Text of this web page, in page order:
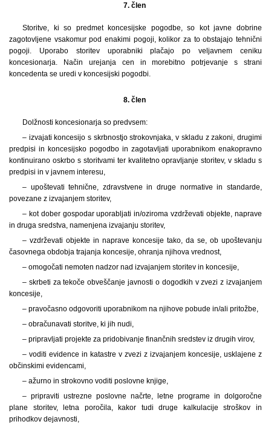
7. člen
Storitve, ki so predmet koncesijske pogodbe, so kot javne dobrine
zagotovljene vsakomur pod enakimi pogoji, kolikor za to obstajajo tehnični
pogoji. Uporabo storitev uporabniki plačajo po veljavnem ceniku
koncesionarja. Način urejanja cen in morebitno potrjevanje s strani
koncedenta se uredi v koncesijski pogodbi.
8. člen
Dolžnosti koncesionarja so predvsem:
– izvajati koncesijo s skrbnostjo strokovnjaka, v skladu z zakoni, drugimi
predpisi in koncesijsko pogodbo in zagotavljati uporabnikom enakopravno
kontinuirano oskrbo s storitvami ter kvalitetno opravljanje storitev, v skladu s
predpisi in v javnem interesu,
– upoštevati tehnične, zdravstvene in druge normative in standarde,
povezane z izvajanjem storitev,
– kot dober gospodar uporabljati in/oziroma vzdrževati objekte, naprave
in druga sredstva, namenjena izvajanju storitev,
– vzdrževati objekte in naprave koncesije tako, da se, ob upoštevanju
časovnega obdobja trajanja koncesije, ohranja njihova vrednost,
– omogočati nemoten nadzor nad izvajanjem storitev in koncesije,
– skrbeti za tekoče obveščanje javnosti o dogodkih v zvezi z izvajanjem
koncesije,
– pravočasno odgovoriti uporabnikom na njihove pobude in/ali pritožbe,
– obračunavati storitve, ki jih nudi,
– pripravljati projekte za pridobivanje finančnih sredstev iz drugih virov,
– voditi evidence in katastre v zvezi z izvajanjem koncesije, usklajene z
občinskimi evidencami,
– ažurno in strokovno voditi poslovne knjige,
– pripraviti ustrezne poslovne načrte, letne programe in dolgoročne
plane storitev, letna poročila, kakor tudi druge kalkulacije stroškov in
prihodkov dejavnosti,